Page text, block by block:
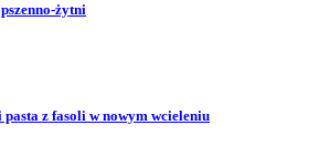
żytni
z fasoli w nowym wcieleniu